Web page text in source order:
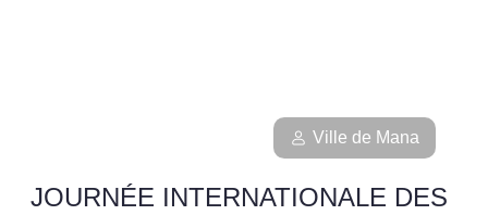
Ville de Mana
JOURNÉE INTERNATIONALE DES